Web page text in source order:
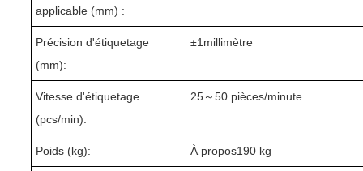
applicable (mm) :
Précision d'étiquetage
(mm):
±1millimètre
Vitesse d'étiquetage
(pcs/min):
25～50 pièces/minute
Poids (kg): À propos190 kg